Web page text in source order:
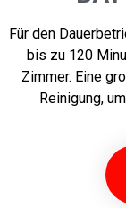
Für den
bis zu 120
Zimmer. Eine
Reinigung,